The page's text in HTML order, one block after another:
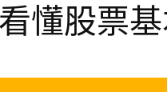
懂股票基